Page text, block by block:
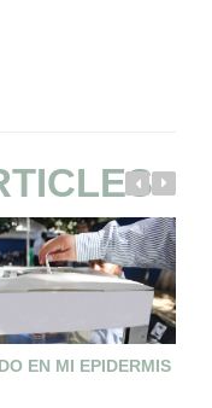
EN MI EPIDERMIS